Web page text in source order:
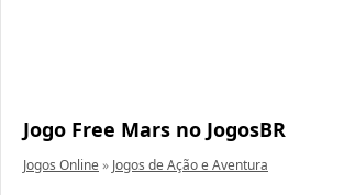
Jogo Free Mars no JogosBR
Jogos Online» Jogos de Ação e Aventura